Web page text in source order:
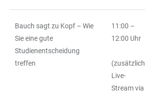
Bauch sagt zu Kopf – Wie
Sie eine gute
Studienentscheidung
treffen
11:00 –
12:00 Uhr
(zusätzlich
Live-
Stream via